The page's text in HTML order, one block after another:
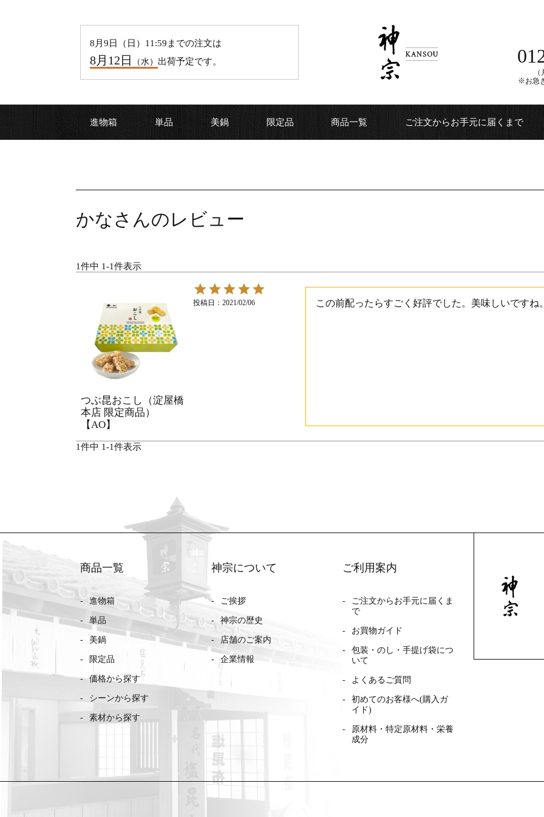
8 月 9 日（ 日 ）11:59までの注文は
8月 12 日 （水） 出荷予定です。
※お急
進物箱 単品 美鍋 限定品 商品一覧 ご注文からお手元に届くまで
かなさんのレビュー
1件中 1-1件表示
つぶ昆おこし（淀屋橋
本店 限定商品）
【AO】
投稿日 2021/02/06 この前配ったらすごく好評でした。美味しいですね
1件中 1-1件表示
商品一覧
進物箱
単品
美鍋
限定品
価格から探す
シーンから探す
素材から探す
神宗について
ご挨拶
神宗の歴史
店舗のご案内
企業情報
ご利用案内
ご注文からお手元に届くま
で
お買物ガイド
包装・のし・手提げ袋につ
いて
よくあるご質問
初めてのお客様へ(購入ガ
イド)
原材料・特定原材料・栄養
成分